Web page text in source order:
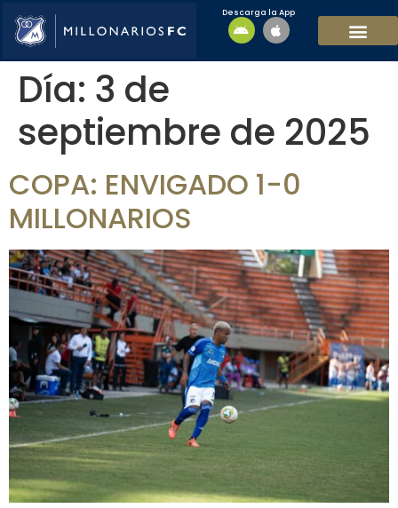
Descarga la App
Día: 3 de
septiembre de 2025
COPA: ENVIGADO 1-0
MILLONARIOS